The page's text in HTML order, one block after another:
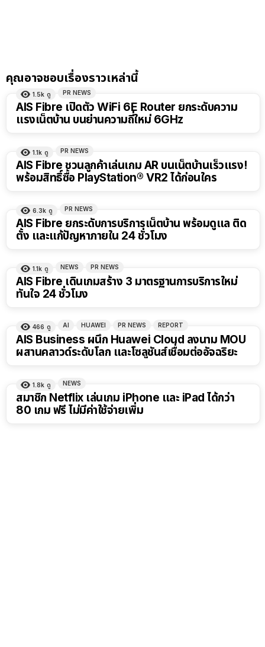
คุณอาจชอบเรื่องราวเหล่านี้
1.5k ดู PR NEWS
AIS Fibre เปิดตัว WiFi 6E Router ยกระดับความ
แรงเน็ตบ้าน บนย่านความถี่ใหม่ 6GHz
1.1k ดู PR NEWS
AIS Fibre ชวนลูกค้าเล่นเกม AR บนเน็ตบ้านเร็วแรง!
พร้อมสิทธิ์ซื้อ PlayStation® VR2 ได้ก่อนใคร
6.3k ดู PR NEWS
AIS Fibre ยกระดับการบริการเน็ตบ้าน พร้อมดูแล ติด
ตั้ง และแก้ปัญหาภายใน 24 ชั่วโมง
1.1k ดู NEWS PR NEWS
AIS Fibre เดินเกมสร้าง 3 มาตรฐานการบริการใหม่
ทันใจ 24 ชั่วโมง
466 ดู AI HUAWEI PR NEWS REPORT
AIS Business ผนึก Huawei Cloud ลงนาม MOU
ผสานคลาวด์ระดับโลก และโซลูชันส์เชื่อมต่ออัจฉริยะ
1.8k ดู NEWS
สมาชิก Netflix เล่นเกม iPhone และ iPad ได้กว่า
80 เกม ฟรี ไม่มีค่าใช้จ่ายเพิ่ม